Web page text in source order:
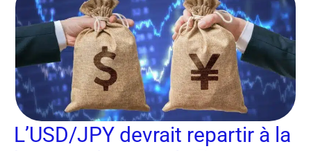
L’USD/JPY devrait repartir à la
devrait
repartir
à
hausse
alors
que
la